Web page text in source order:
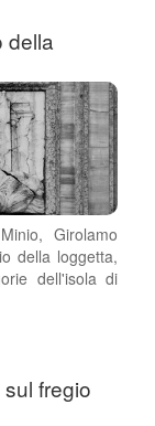
della
Girolamo
della loggetta,
dell'isola di
fregio